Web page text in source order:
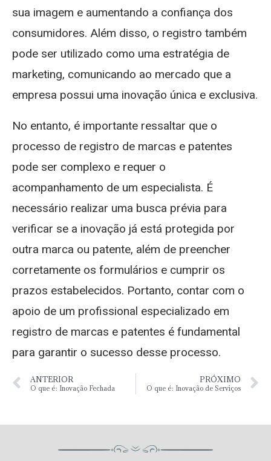
sua imagem e aumentando a confiança dos
consumidores. Além disso, o registro também
pode ser utilizado como uma estratégia de
marketing, comunicando ao mercado que a
empresa possui uma inovação única e exclusiva.
No entanto, é importante ressaltar que o
processo de registro de marcas e patentes
pode ser complexo e requer o
acompanhamento de um especialista. É
necessário realizar uma busca prévia para
verificar se a inovação já está protegida por
outra marca ou patente, além de preencher
corretamente os formulários e cumprir os
prazos estabelecidos. Portanto, contar com o
apoio de um profissional especializado em
registro de marcas e patentes é fundamental
para garantir o sucesso desse processo.
ANTERIOR
O que é: Inovação Fechada
PRÓXIMO
O que é: Inovação de Serviços